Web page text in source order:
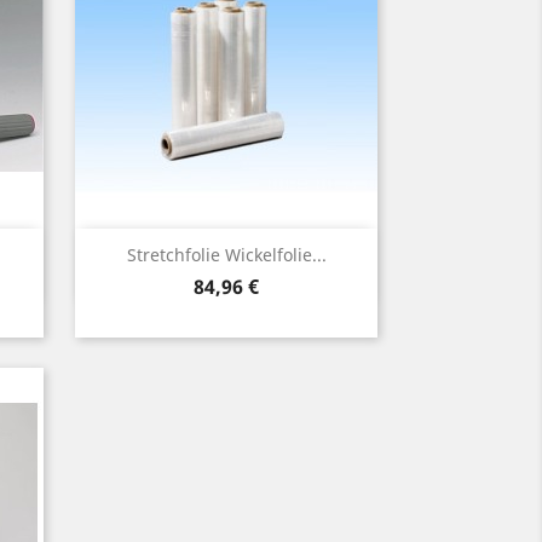
Stretchfolie Wickelfolie...
Preis
84,96 €
Vorschau